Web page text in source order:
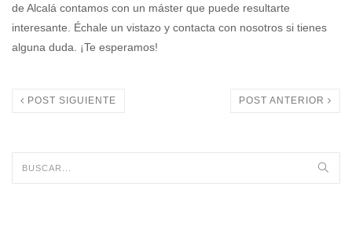
de Alcalá contamos con un máster que puede resultarte
interesante. Échale un vistazo y contacta con nosotros si tienes
alguna duda. ¡Te esperamos!
POST SIGUIENTE POST ANTERIOR